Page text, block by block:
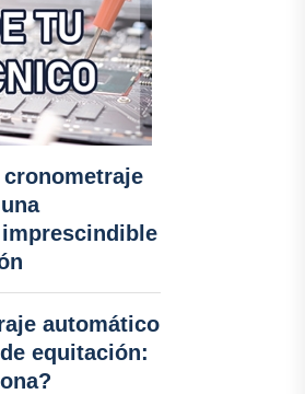
automático
equitación: